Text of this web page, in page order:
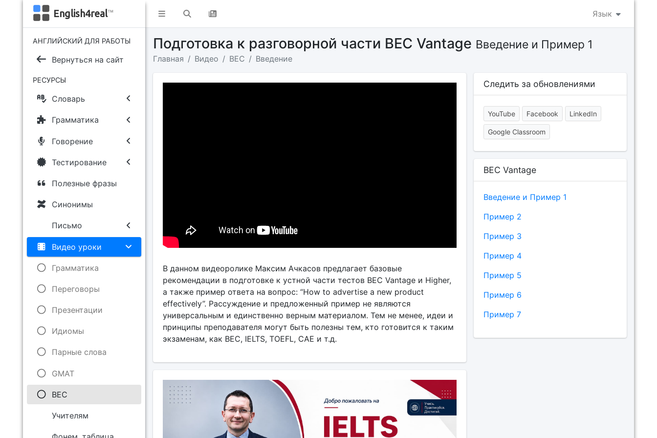
Язык
English4real™
АНГЛИЙСКИЙ ДЛЯ РАБОТЫ
Вернуться на сайт
РЕСУРСЫ
Словарь
Грамматика
Говорение
Тестирование
Полезные фразы
Синонимы
Письмо
Видео уроки
Грамматика
Переговоры
Презентации
Идиомы
Парные слова
GMAT
BEC
Учителям
Подготовка к разговорной части BEC Vantage Введение и Пример 1
Главная Видео BEC Введение
В данном видеоролике Максим Ачкасов предлагает базовые
рекомендации в подготовке к устной части тестов BEC Vantage и Higher,
а также пример ответа на вопрос: “How to advertise a new product
effectively”. Рассуждение и предложенный пример не являются
универсальным и единственно верным материалом. Тем не менее, идеи и
принципы преподавателя могут быть полезны тем, кто готовится к таким
экзаменам, как BEC, IELTS, TOEFL, CAE и т.д.
Следить за обновлениями
YouTube Facebook LinkedIn
Google Classroom
BEC Vantage
Введение и Пример 1
Пример 2
Пример 3
Пример 4
Пример 5
Пример 6
Пример 7